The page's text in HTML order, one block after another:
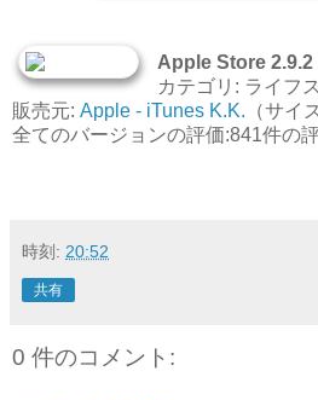
Apple Store 2.9.2
カテゴリ: ライフ
販売元: Apple - iTunes K.K. （サイ
全てのバージョンの評価:841件の
時刻: 20:52
共有
0 件のコメント: